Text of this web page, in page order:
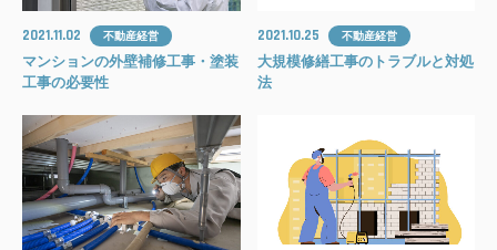
2021.11.02 不動産経営
マンションの外壁補修工事・塗装
工事の必要性
2021.10.25 不動産経営
大規模修繕工事のトラブルと対処
法